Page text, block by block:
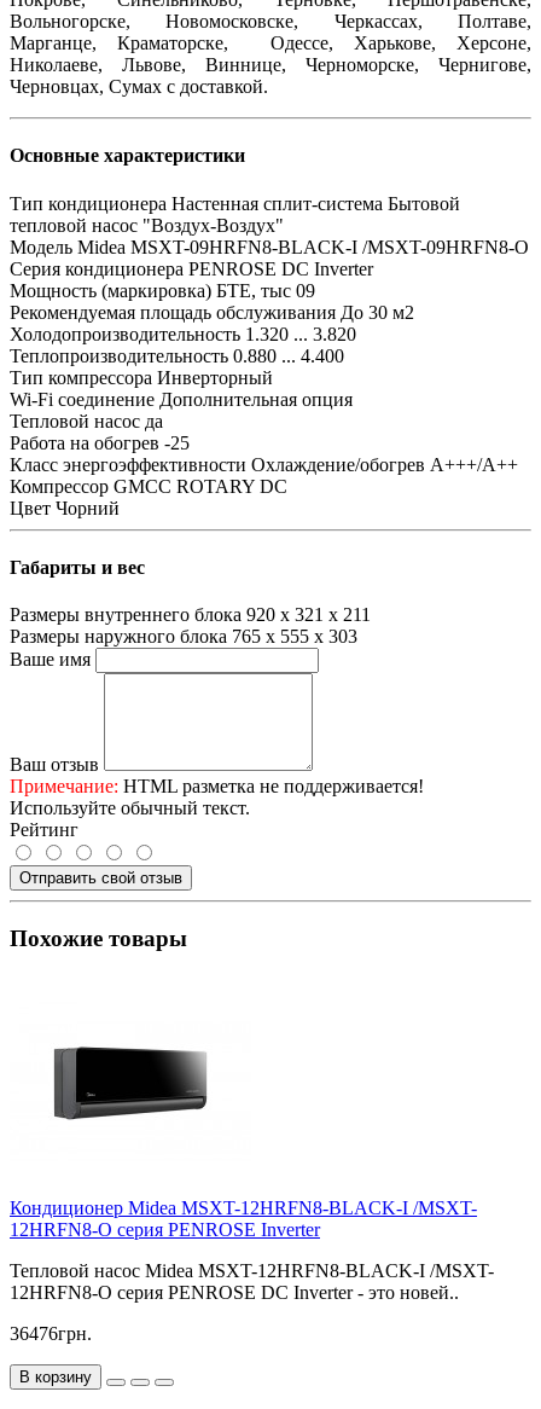
Вольногорске, Новомосковске, Черкассах, Полтаве,
Марганце, Краматорске, Одессе, Харькове, Херсоне,
Николаеве, Львове, Виннице, Черноморске, Чернигове,
Черновцах, Сумах с доставкой.
Основные характеристики
Тип кондиционера Настенная сплит-система Бытовой
тепловой насос "Воздух-Воздух"
Модель Midea MSXT-09HRFN8-BLACK-I /MSXT-09HRFN8-O
Серия кондиционера PENROSE DC Inverter
Мощность (маркировка) БТЕ, тыс 09
Рекомендуемая площадь обслуживания До 30 м2
Холодопроизводительность 1.320 ... 3.820
Теплопроизводительность 0.880 ... 4.400
Тип компрессора Инверторный
Wi-Fi соединение Дополнительная опция
Тепловой насос да
Работа на обогрев -25
Класс энергоэффективности Охлаждение/обогрев А+++/А++
Компрессор GMCC ROTARY DC
Цвет Чорний
Габариты и вес
Размеры внутреннего блока 920 x 321 x 211
Размеры наружного блока 765 x 555 x 303
Ваше имя
Ваш отзыв
Примечание: HTML разметка не поддерживается!
Используйте обычный текст.
Рейтинг
Отправить свой отзыв
Похожие товары
Кондиционер Midea MSXT-12HRFN8-BLACK-I /MSXT-
12HRFN8-O серия PENROSE Inverter
Тепловой насос Midea MSXT-12HRFN8-BLACK-I /MSXT-
12HRFN8-O серия PENROSE DC Inverter - это новей..
36476грн.
В корзину